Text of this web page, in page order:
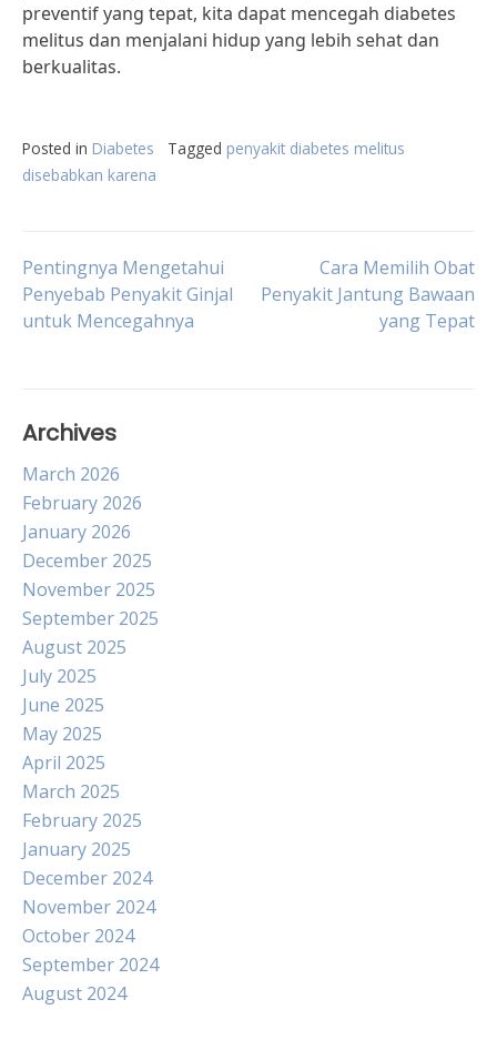
preventif yang tepat, kita dapat mencegah diabetes
melitus dan menjalani hidup yang lebih sehat dan
berkualitas.
Posted in Diabetes Tagged penyakit diabetes melitus
disebabkan karena
Post
navigation
Pentingnya Mengetahui
Penyebab Penyakit Ginjal
untuk Mencegahnya
Cara Memilih Obat
Penyakit Jantung Bawaan
yang Tepat
Archives
March 2026
February 2026
January 2026
December 2025
November 2025
September 2025
August 2025
July 2025
June 2025
May 2025
April 2025
March 2025
February 2025
January 2025
December 2024
November 2024
October 2024
September 2024
August 2024